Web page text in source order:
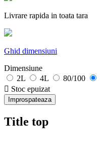
Livrare rapida in toata tara
Ghid dimensiuni
Dimensiune
2L
4L 80/100
 Stoc epuizat
Title top